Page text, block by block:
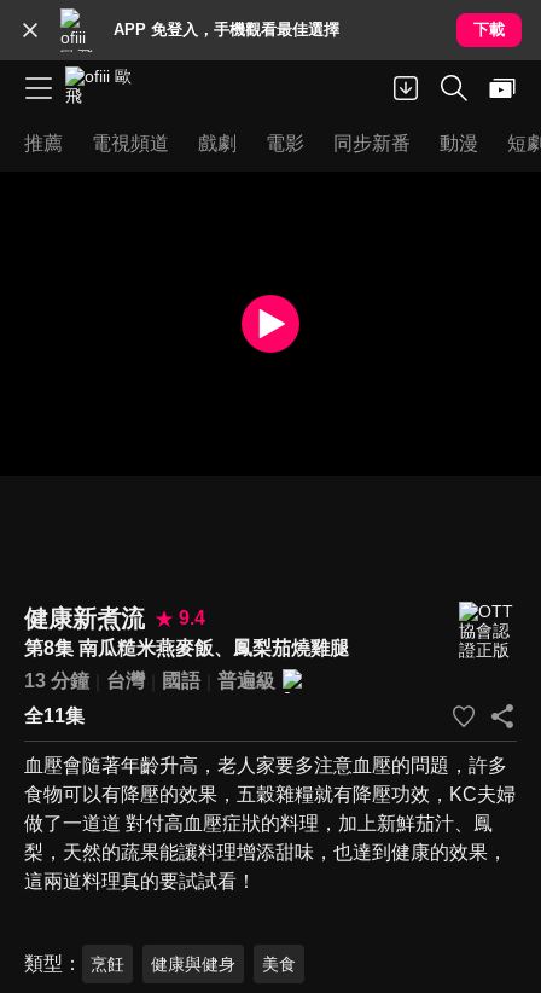
APP 免登入，手機觀看最佳選擇 下載
推薦 電視頻道 戲劇 電影 同步新番 動漫 短
健康新煮流
9.4
第8集 南瓜糙米燕麥飯、鳳梨茄燒雞腿
13 分鐘
台灣 國語
普遍級
全11集
血壓會隨著年齡升高，老人家要多注意血壓的問題，許多
食物可以有降壓的效果，五穀雜糧就有降壓功效，KC夫婦
做了一道道 對付高血壓症狀的料理，加上新鮮茄汁、鳳
梨，天然的蔬果能讓料理增添甜味，也達到健康的效果，
這兩道料理真的要試試看！
類型 烹飪 健康與健身 美食